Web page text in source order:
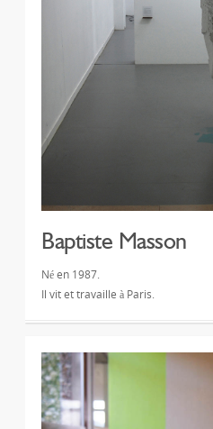
Baptiste Masson
Né en 1987.
Il vit et travaille à Paris.